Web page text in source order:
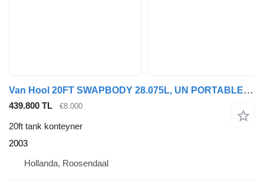
Van Hool 20FT SWAPBODY 28.075L, UN PORTABLE, T11
439.800 TL €8.000
20ft tank konteyner
2003
Hollanda, Roosendaal